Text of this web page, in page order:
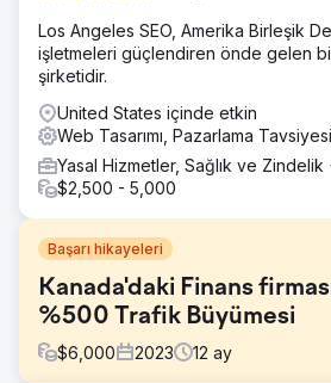
Los Angeles SEO, Amerika Birleşik
işletmeleri güçlendiren önde gelen
şirketidir.
United States içinde etkin
Web Tasarımı, Pazarlama Tavsiyesi
Yasal Hizmetler, Sağlık ve Zindelik
$2,500 - 5,000
Başarı hikayeleri
Kanada'daki Finans
%500 Trafik Büyümesi
$6,000 2023 12 ay